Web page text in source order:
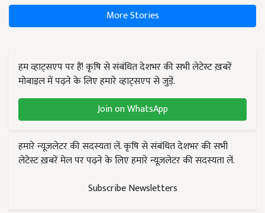
More Stories
हम व्हाट्सएप पर हैं! कृषि से संबंधित देशभर की सभी लेटेस्ट ख़बरें
मोबाइल में पढ़ने के लिए हमारे व्हाट्सएप से जुड़ें.
Join on WhatsApp
हमारे न्यूज़लेटर की सदस्यता लें. कृषि से संबंधित देशभर की सभी
लेटेस्ट ख़बरें मेल पर पढ़ने के लिए हमारे न्यूज़लेटर की सदस्यता लें.
Subscribe Newsletters